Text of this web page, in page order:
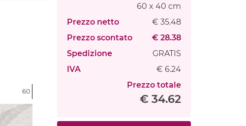
60
60 x 40 cm
Prezzo netto
€ 35.48
Prezzo scontato
€ 28.38
Spedizione
GRATIS
IVA
€ 6.24
Prezzo totale
€ 34.62